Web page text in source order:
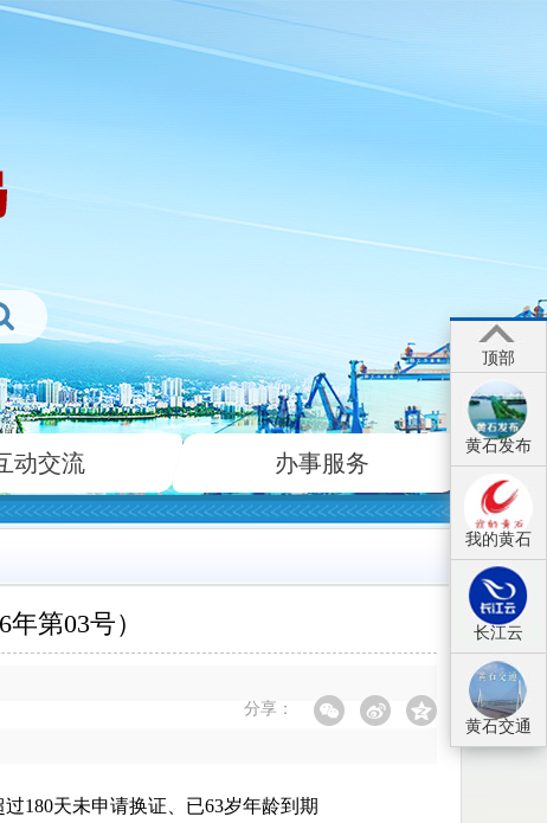
动交流 办事服务
第03号）
分享：
180天未申请换证、已63岁年龄到期
顶部
黄石发布
我的黄石
长江云
黄石交通